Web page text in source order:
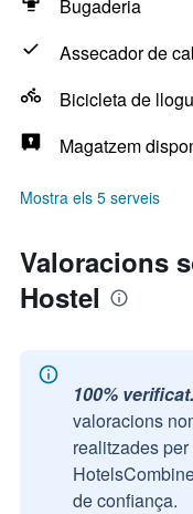
Bugaderia
Assecador de
Bicicleta de
Magatzem
Mostra els 5 serveis
Valoracions
Hostel
100% verificat.
valoracions
realitzades
de confiança.